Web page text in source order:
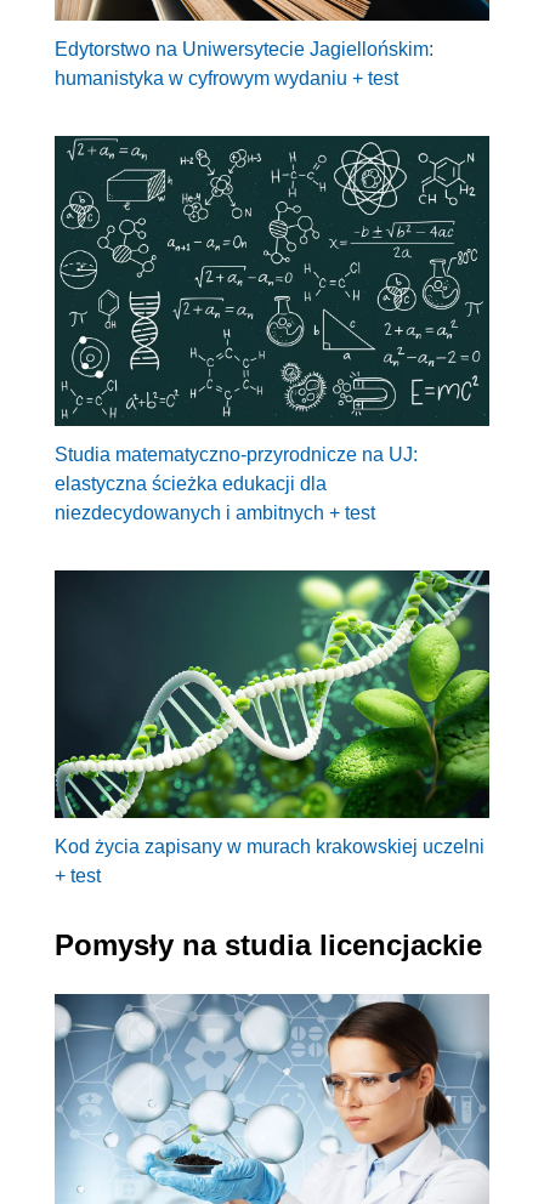
Edytorstwo na Uniwersytecie Jagiellońskim:
humanistyka w cyfrowym wydaniu + test
Studia matematyczno-przyrodnicze na UJ:
elastyczna ścieżka edukacji dla
niezdecydowanych i ambitnych + test
Kod życia zapisany w murach krakowskiej uczelni
+ test
Pomysły na studia licencjackie